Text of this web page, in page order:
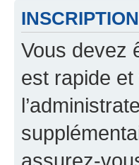
INSCRIPTION
Vous devez
est rapide